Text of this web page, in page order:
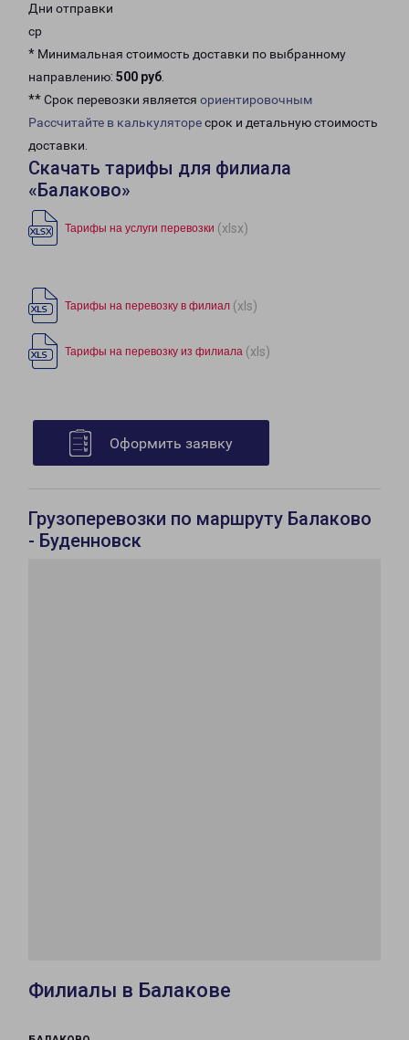
Дни отправки
ср
* Минимальная стоимость доставки по выбранному
направлению: 500 руб.
** Срок перевозки является ориентировочным
Рассчитайте в калькуляторесрок и детальную стоимость
доставки.
Скачать тарифы для филиала
«Балаково»
Тарифы на услуги перевозки (xlsx)
Тарифы на перевозку в филиал (xls)
Тарифы на перевозку из филиала (xls)
Оформить заявку
Грузоперевозки по маршруту Балаково
- Буденновск
Филиалы в Балакове